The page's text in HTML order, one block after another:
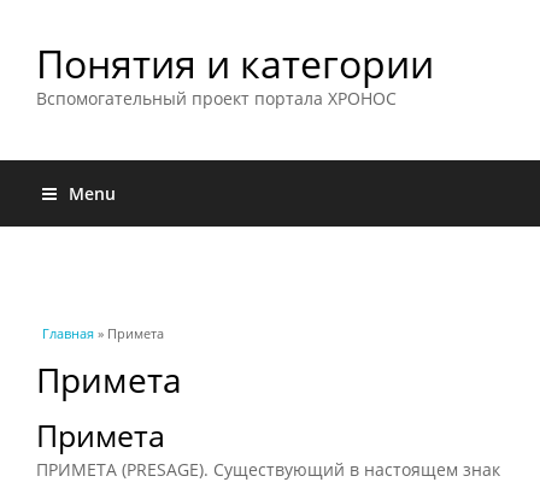
Понятия и категории
Вспомогательный проект портала ХРОНОС
Menu
Вы здесь
Главная » Примета
Примета
Примета
ПРИМЕТА (PRESAGE). Существующий в настоящем знак